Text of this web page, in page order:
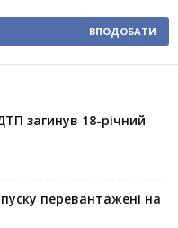
ВПОДОБАТИ
загинув 18-річний
перевантажені на